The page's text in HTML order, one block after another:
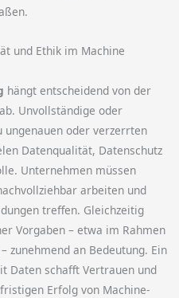
und Ethik im Machine
hängt entscheidend von der
Unvollständige oder
ungenauen oder verzerrten
Datenqualität, Datenschutz
Unternehmen müssen
arbeiten und
treffen. Gleichzeitig
Vorgaben – etwa im Rahmen
zunehmend an Bedeutung. Ein
Daten schafft Vertrauen und
Erfolg von Machine-